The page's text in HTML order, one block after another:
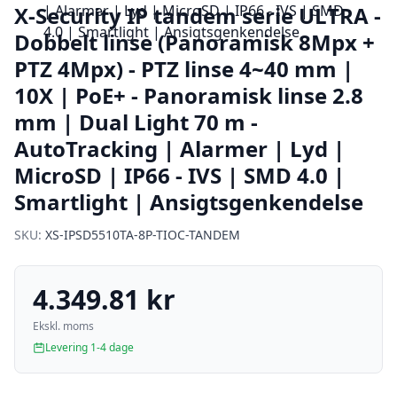
X-Security IP tandem serie ULTRA -
Dobbelt linse (Panoramisk 8Mpx +
PTZ 4Mpx) - PTZ linse 4~40 mm |
10X | PoE+ - Panoramisk linse 2.8
mm | Dual Light 70 m -
AutoTracking | Alarmer | Lyd |
MicroSD | IP66 - IVS | SMD 4.0 |
Smartlight | Ansigtsgenkendelse
SKU: XS-IPSD5510TA-8P-TIOC-TANDEM
4.349.81 kr
Ekskl. moms
Levering 1-4 dage